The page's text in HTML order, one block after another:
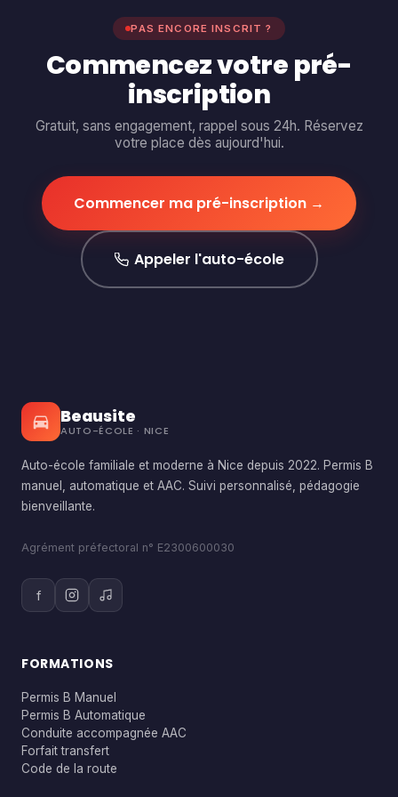
PAS ENCORE INSCRIT ?
Commencez votre pré-
inscription
Gratuit, sans engagement, rappel sous 24h. Réservez
votre place dès aujourd'hui.
Commencer ma pré-inscription →
Appeler l'auto-école
Beausite
AUTO-ÉCOLE · NICE
Auto-école familiale et moderne à Nice depuis 2022. Permis B
manuel, automatique et AAC. Suivi personnalisé, pédagogie
bienveillante.
Agrément préfectoral n° E2300600030
f
FORMATIONS
Permis B Manuel
Permis B Automatique
Conduite accompagnée AAC
Forfait transfert
Code de la route